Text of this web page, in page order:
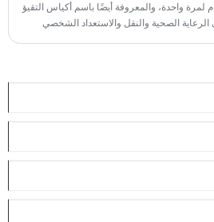
واحدة، والمعروفة أيضًا باسم أكياس التقيؤ
الصحية والنقل والاستعداد الشخصي
يستكشف هذا الدليل الشامل ماهية أكياس
اختيار الحل المناسب لسيناريوهات مختلفة.